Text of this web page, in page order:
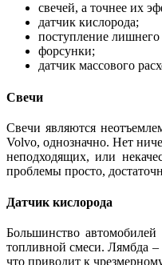
свечей, а точнее их
датчик кислорода;
поступление лишнего
форсунки;
датчик массового
Свечи
Свечи являются
Volvo, однозначно. Нет
неподходящих, или
проблемы просто,
Датчик кислорода
Большинство
топливной смеси. Лямбда –
что приводит к